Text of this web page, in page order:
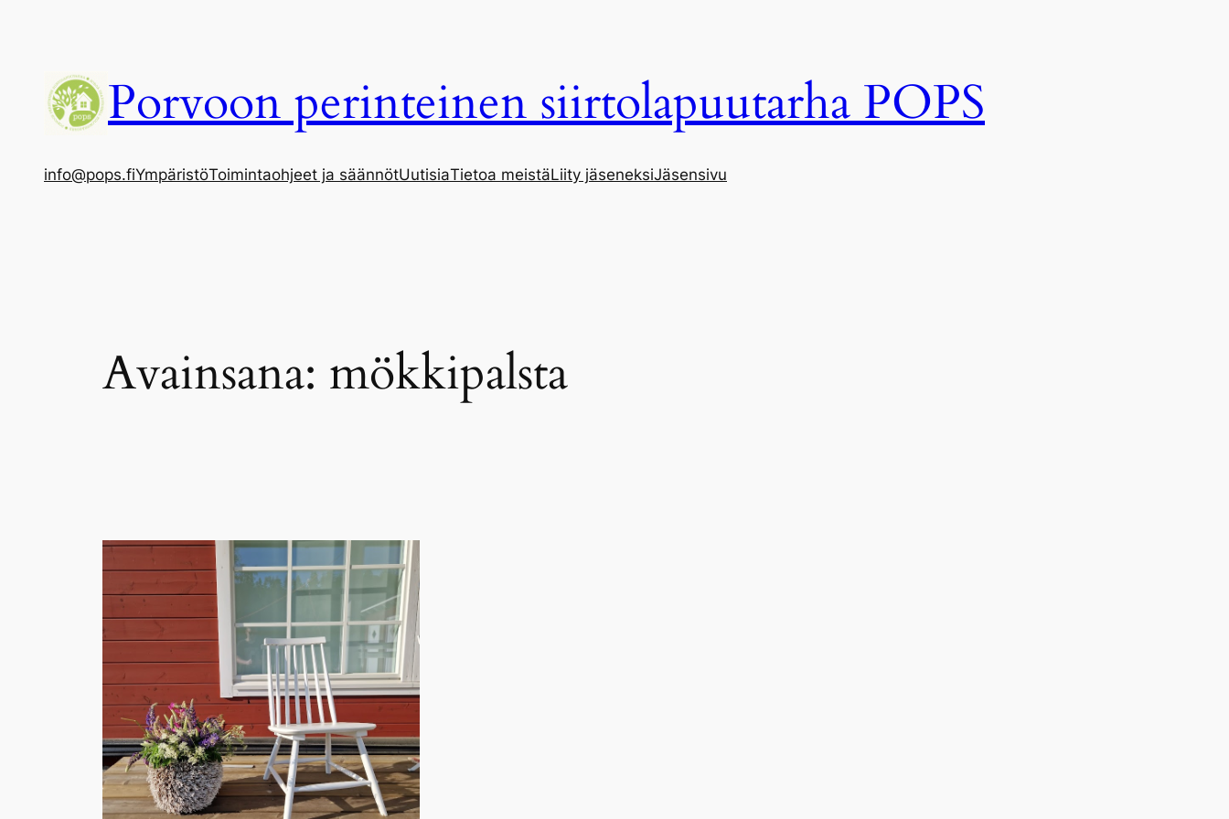
Porvoon perinteinen siirtolapuutarha POPS
info@pops.fiYmpäristöToimintaohjeet ja säännötUutisiaTietoa meistäLiity jäseneksiJäsensivu
Avainsana: mökkipalsta